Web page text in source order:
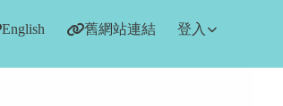
English 舊網站連結 登入